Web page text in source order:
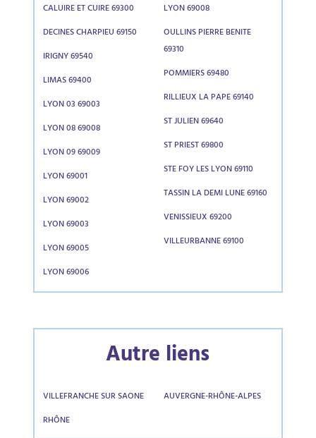
CALUIRE ET CUIRE 69300
DECINES CHARPIEU 69150
IRIGNY 69540
LIMAS 69400
LYON 03 69003
LYON 08 69008
LYON 09 69009
LYON 69001
LYON 69002
LYON 69003
LYON 69005
LYON 69006
LYON 69008
OULLINS PIERRE BENITE
69310
POMMIERS 69480
RILLIEUX LA PAPE 69140
ST JULIEN 69640
ST PRIEST 69800
STE FOY LES LYON 69110
TASSIN LA DEMI LUNE 69160
VENISSIEUX 69200
VILLEURBANNE 69100
Autre liens
VILLEFRANCHE SUR SAONE
RHÔNE
AUVERGNE-RHÔNE-ALPES